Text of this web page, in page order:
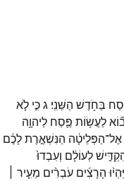
בַּחֹ֥דֶשׁ הַשֵּׁנִֽי׃ גכִּ֣י לֹ֧א
לַעֲשׂ֥וֹת פֶּ֛סַח לַיהוָ֥ה
אֶל־הַפְּלֵיטָ֔ה הַנִּשְׁאֶ֣רֶתלָכֶ֔ם
לְעוֹלָ֔ם וְעִבְדוּ֙
הָרָצִ֜ים עֹבְרִ֨ים מֵעִ֧יר ׀